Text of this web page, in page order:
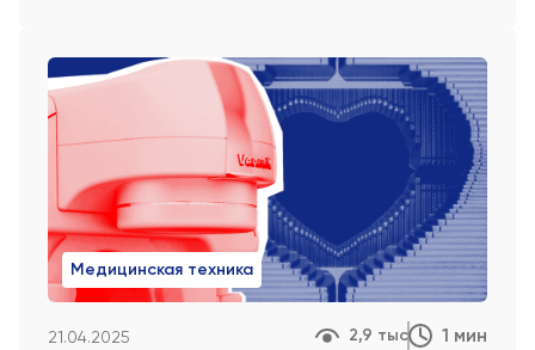
Медицинская техника
21.04.2025 2,9 тыс 1 мин